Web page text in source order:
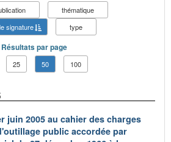
thématique
signature
type
Résultats par page
25 50 100
juin 2005 au cahier des charges
public accordée par